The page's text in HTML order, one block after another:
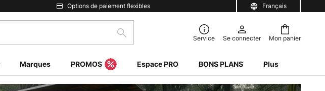
Français
Options de paiement flexibles
Mon panier
Rechercher Service Se connecter
Marques PROMOS Espace PRO BONS PLANS Plus